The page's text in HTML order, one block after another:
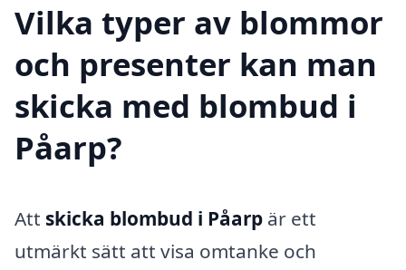
Vilka typer av blommor
och presenter kan man
skicka med blombud i
Påarp?
Att skicka blombud i Påarp är ett
utmärkt sätt att visa omtanke och